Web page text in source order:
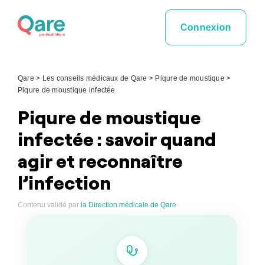
Connexion
Qare > Les conseils médicaux de Qare > Piqure de moustique >
Piqure de moustique infectée
Piqure de moustique
infectée : savoir quand
agir et reconnaître
l’infection
Contenu validé par la Direction médicale de Qare.